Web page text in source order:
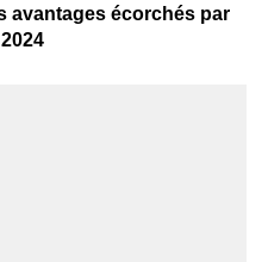
avantages écorchés par